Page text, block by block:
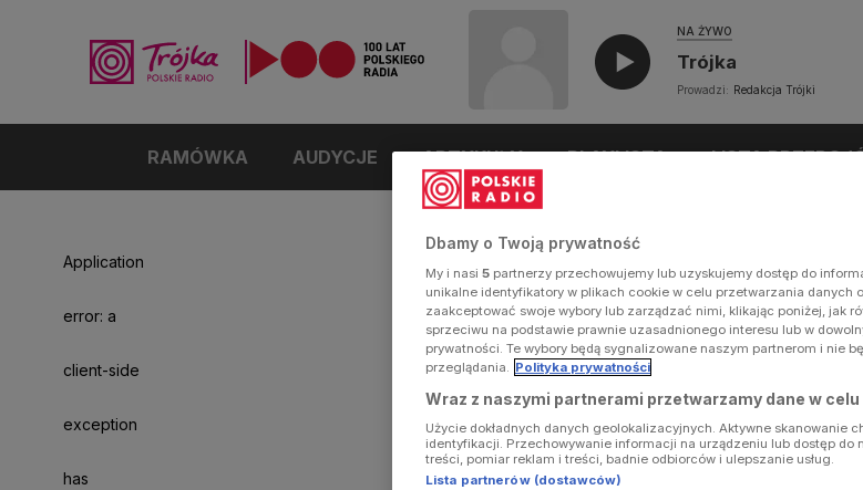
NA ŻYWO
Trójka
Prowadzi: Redakcja Trójki
RAMÓWKA AUDYCJE ARTYKUŁY PLAYLISTA LISTA
Application
error: a
client-side
exception
has
Dbamy o Twoją prywatność
My i nasi 5 partnerzy przechowujemy lub uzyskujemy dostęp do
unikalne identyfikatory w plikach cookie w celu przetwarzania danych
zaakceptować swoje wybory lub zarządzać nimi, klikając poniżej, jak
sprzeciwu na podstawie prawnie uzasadnionego interesu lub w
prywatności. Te wybory będą sygnalizowane naszym partnerom i nie
przeglądania. Polityka prywatności
Wraz z naszymi partnerami przetwarzamy dane w
Użycie dokładnych danych geolokalizacyjnych. Aktywne skanowanie
identyfikacji. Przechowywanie informacji na urządzeniu lub dostęp do
treści, pomiar reklam i treści, badnie odbiorców i ulepszanie usług.
Lista partnerów (dostawców)